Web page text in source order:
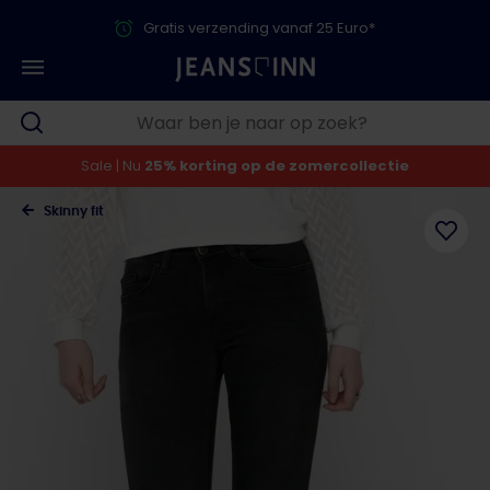
Gratis verzending vanaf 25 Euro*
Sale | Nu 25% korting op de zomercollectie
Skinny fit